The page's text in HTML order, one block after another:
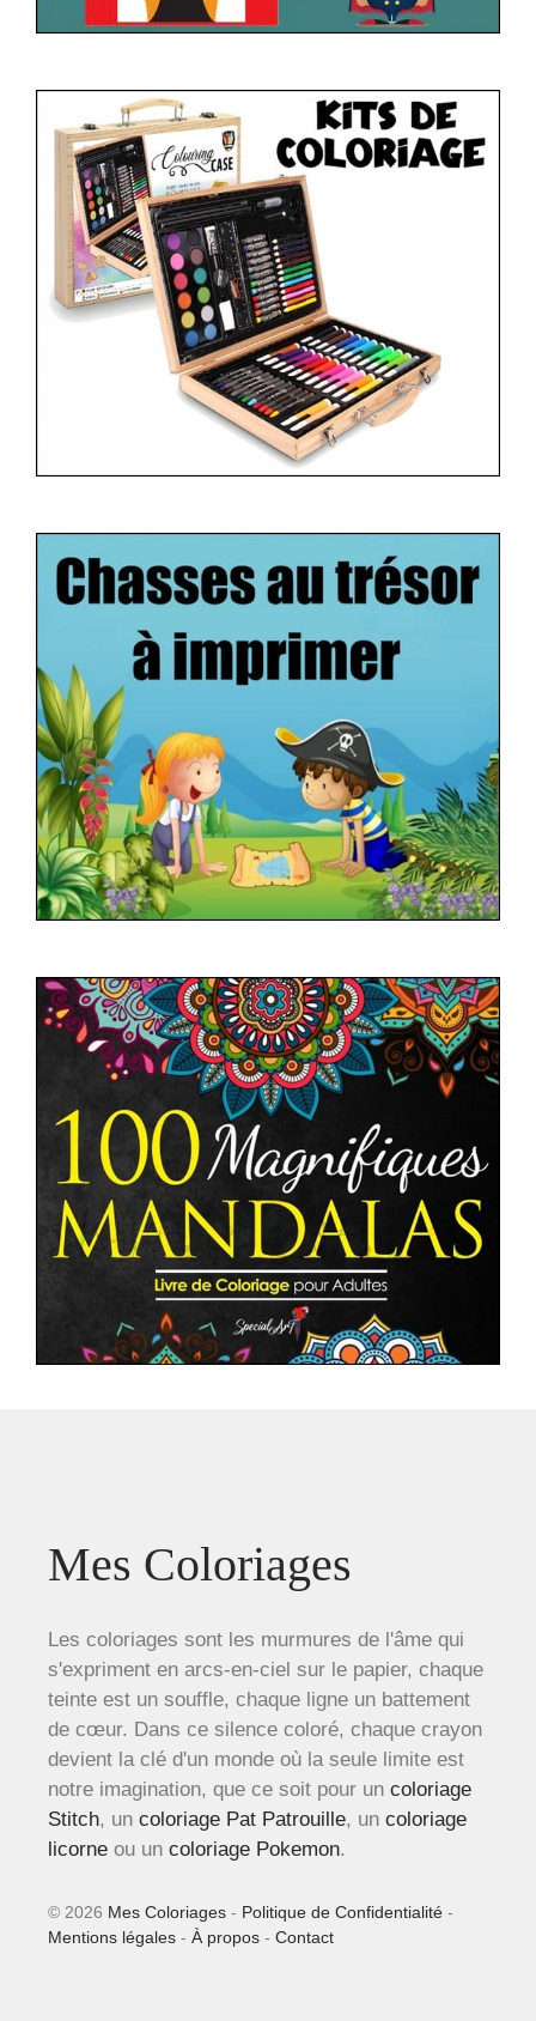
Mes Coloriages
Les coloriages sont les murmures de l'âme qui
s'expriment en arcs-en-ciel sur le papier, chaque
teinte est un souffle, chaque ligne un battement
de cœur. Dans ce silence coloré, chaque crayon
devient la clé d'un monde où la seule limite est
notre imagination, que ce soit pour un coloriage
Stitch, un coloriage Pat Patrouille, un coloriage
licorne ou un coloriage Pokemon.
© 2026 Mes Coloriages - Politique de Confidentialité -
Mentions légales - À propos - Contact